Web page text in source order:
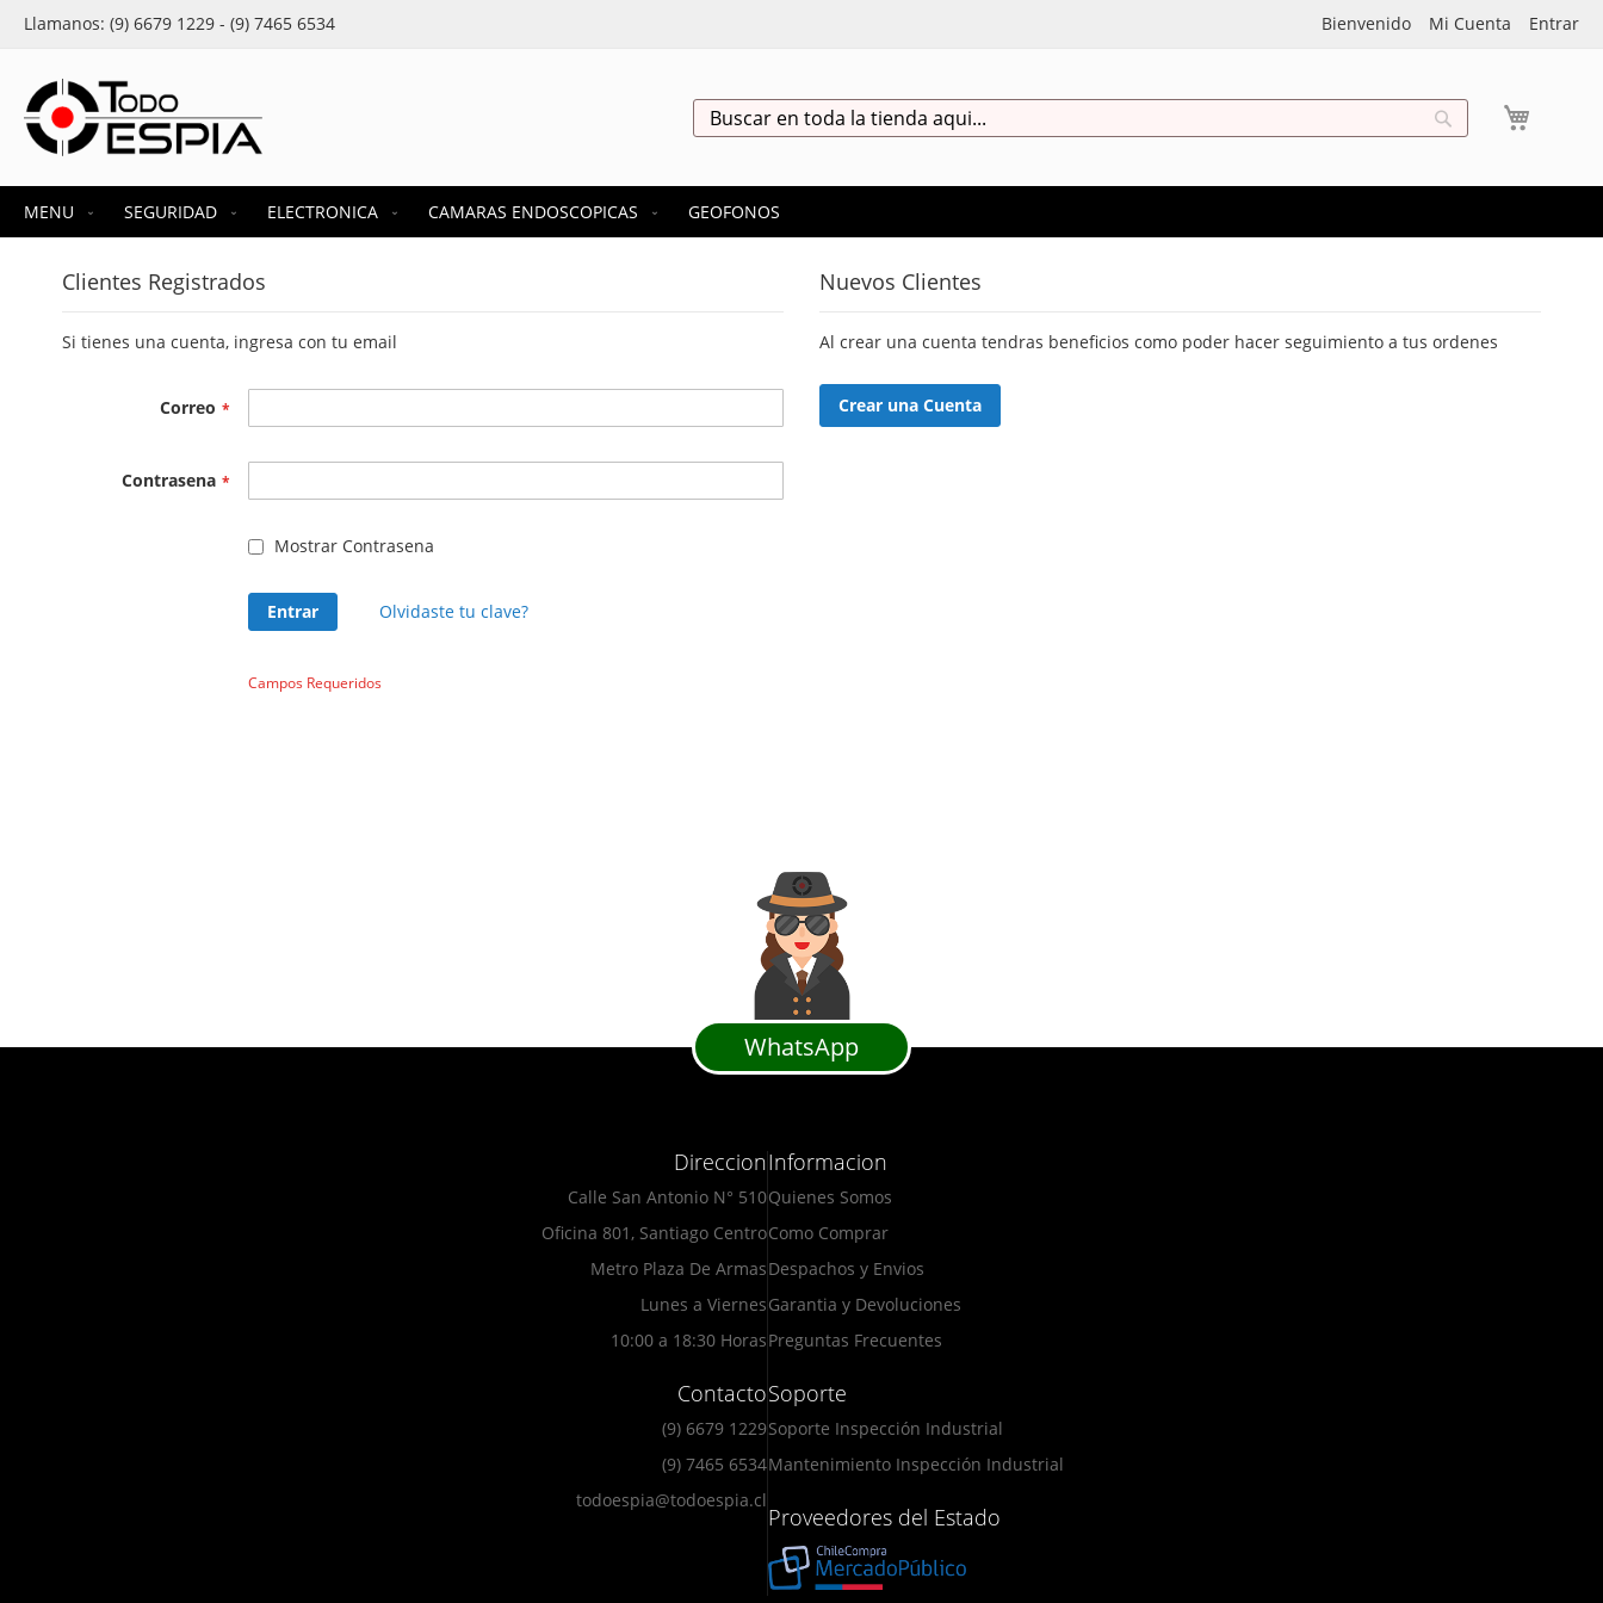
Mi Cuenta Entrar
Bienvenido
Skip
Llamanos: (9) 6679 1229 - (9) 7465 6534
Search
MENU SEGURIDAD ELECTRONICA CAMARAS ENDOSCOPICAS GEOFONOS
Clientes Registrados
Si tienes una cuenta, ingresa con tu email
Correo
Contrasena
Mostrar Contrasena
Entrar Olvidaste tu clave?
Nuevos Clientes
Al crear una cuenta tendras beneficios como poder hacer seguimiento a tus ordenes
Crear una Cuenta
WhatsApp
Direccion
Calle San Antonio N° 510
Oficina 801, Santiago Centro
Metro Plaza De Armas
Lunes a Viernes
10:00 a 18:30 Horas
Contacto
(9) 6679 1229
(9) 7465 6534
todoespia@todoespia.cl
Informacion
Quienes Somos
Como Comprar
Despachos y Envios
Garantia y Devoluciones
Preguntas Frecuentes
Soporte
Soporte Inspección Industrial
Mantenimiento Inspección Industrial
Proveedores del Estado